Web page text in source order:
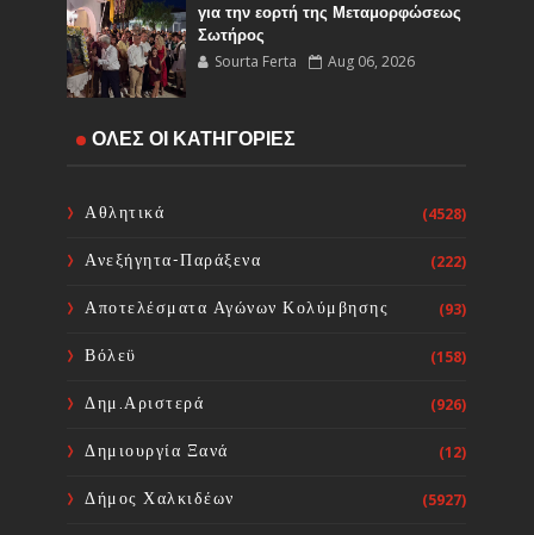
για την εορτή της Μεταμορφώσεως
Σωτήρος
Sourta Ferta Aug 06, 2026
Έναρξη εργασιών του Υποέργου 1
Συλλόγων Χώρας: Άμεση
επίσπευση των διαδικασιών και
ΟΛΕΣ ΟΙ ΚΑΤΗΓΟΡΙΕΣ
Αθλητικά (4528)
Ανεξήγητα-Παράξενα (222)
Αποτελέσματα Αγώνων Κολύμβησης (93)
Βόλεϋ (158)
Δημ.Αριστερά (926)
Δημιουργία Ξανά (12)
Δήμος Χαλκιδέων (5927)